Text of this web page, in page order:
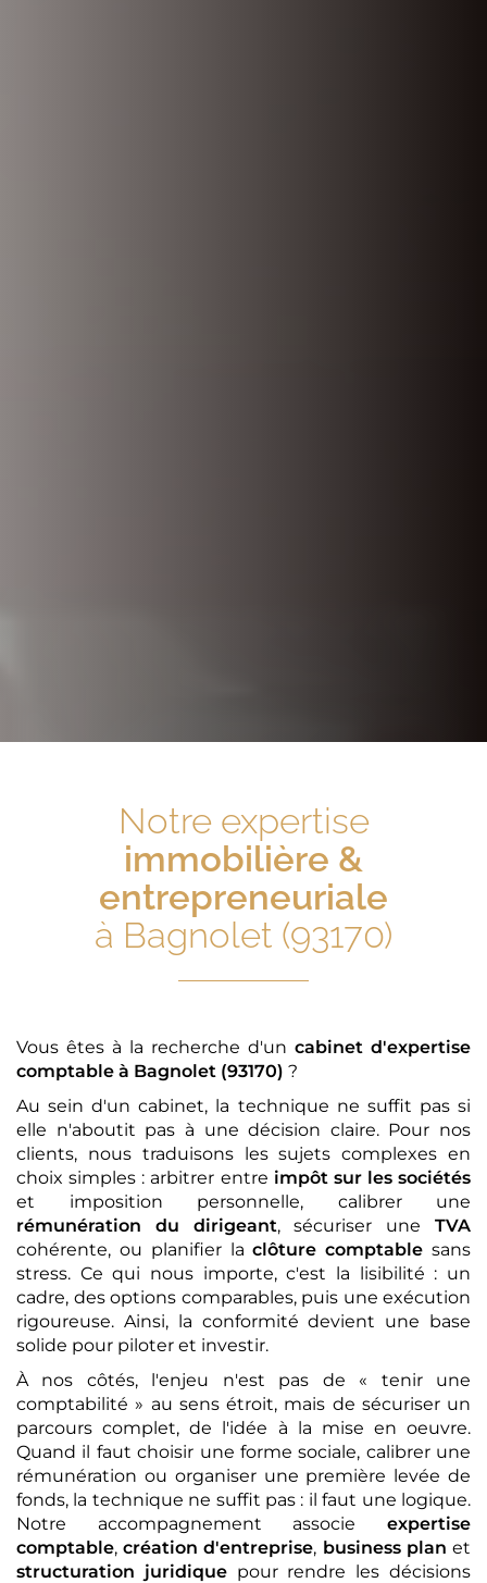
Notre expertise
immobilière &
entrepreneuriale
à Bagnolet (93170)
Vous êtes à la recherche d'un cabinet d'expertise
comptable à Bagnolet (93170) ?
Au sein d'un cabinet, la technique ne suffit pas si
elle n'aboutit pas à une décision claire. Pour nos
clients, nous traduisons les sujets complexes en
choix simples : arbitrer entre impôt sur les sociétés
et imposition personnelle, calibrer une
rémunération du dirigeant, sécuriser uneTVA
cohérente, ou planifier laclôture comptable sans
stress. Ce qui nous importe, c'est la lisibilité : un
cadre, des options comparables, puis une exécution
rigoureuse. Ainsi, la conformité devient une base
solide pour piloter et investir.
À nos côtés, l'enjeu n'est pas de « tenir une
comptabilité » au sens étroit, mais de sécuriser un
parcours complet, de l'idée à la mise en oeuvre.
Quand il faut choisir une forme sociale, calibrer une
rémunération ou organiser une première levée de
fonds, la technique ne suffit pas : il faut une logique.
Notre accompagnement associe expertise
comptable,création d'entreprise, business plan et
structuration juridiquepour rendre les décisions